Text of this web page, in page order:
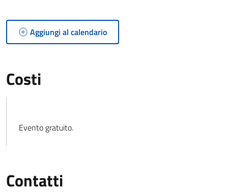
Aggiungi al calendario
Costi
Evento gratuito.
Contatti